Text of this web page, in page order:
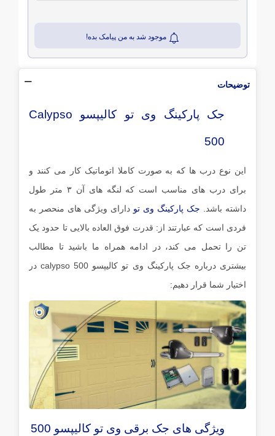
موجود شد به من پیامک بده!
توضیحات
جک پارکینگ وی تو کالیپسو Calypso
500
این نوع درب ها که به صورت کاملا اتوماتیک کار می کنند و
برای درب های مناسب است که لنگه های آن ۳ متر طول
داشته باشد. جک پارکینگ وی تو دارای ویژگی های منحصر به
فردی است که عبارتند از: قدرت فوق العاده بالایی تا حدود یک
تن را تحمل می کند، در ادامه همراه ما باشید تا مطالب
بیشتری درباره جک پارکینگ وی تو کالیپسو calypso 500 در
اختیار شما قرار دهیم:
ویژگی های جک برقی وی تو کالیپسو 500